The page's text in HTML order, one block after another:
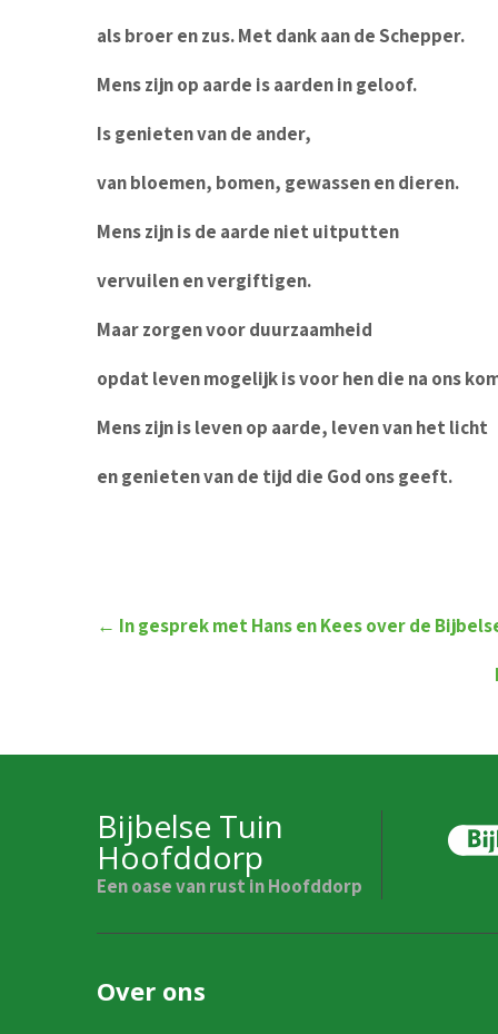
als broer en zus. Met dank aan de Schepper.
Mens zijn op aarde is aarden in geloof.
Is genieten van de ander,
van bloemen, bomen, gewassen en dieren.
Mens zijn is de aarde niet uitputten
vervuilen en vergiftigen.
Maar zorgen voor duurzaamheid
opdat leven mogelijk is voor hen die na ons
Mens zijn is leven op aarde, leven van het licht
en genieten van de tijd die God ons geeft.
Post
navigation
← In gesprek met Hans en Kees over de
Bijbelse Tuin
Hoofddorp
Een oase van rust in Hoofddorp
Over ons